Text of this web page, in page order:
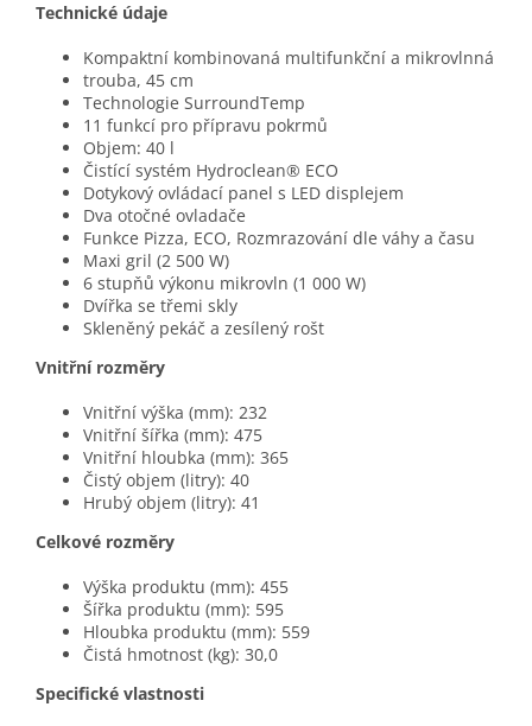
Technické údaje
Kompaktní kombinovaná multifunkční a mikrovlnná
trouba, 45 cm
Technologie SurroundTemp
11 funkcí pro přípravu pokrmů
Objem: 40 l
Čistící systém Hydroclean® ECO
Dotykový ovládací panel s LED displejem
Dva otočné ovladače
Funkce Pizza, ECO, Rozmrazování dle váhy a času
Maxi gril (2 500 W)
6 stupňů výkonu mikrovln (1 000 W)
Dvířka se třemi skly
Skleněný pekáč a zesílený rošt
Vnitřní rozměry
Vnitřní výška (mm): 232
Vnitřní šířka (mm): 475
Vnitřní hloubka (mm): 365
Čistý objem (litry): 40
Hrubý objem (litry): 41
Celkové rozměry
Výška produktu (mm): 455
Šířka produktu (mm): 595
Hloubka produktu (mm): 559
Čistá hmotnost (kg): 30,0
Specifické vlastnosti